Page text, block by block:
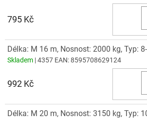
795 Kč
Délka: M 16 m, Nosnost: 2000 kg, Typ:
Skladem | 4357 EAN:8595708629124
992 Kč
Délka: M 20 m, Nosnost: 3150 kg, Typ: